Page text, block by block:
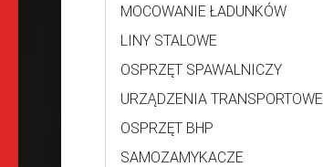
MOCOWANIE ŁADUNKÓW
LINY STALOWE
OSPRZĘT SPAWALNICZY
URZĄDZENIA TRANSPORTOWE
OSPRZĘT BHP
SAMOZAMYKACZE